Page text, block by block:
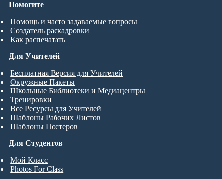
Помогите
Помощь и часто задаваемые вопросы
Создатель раскадровки
Как распечатать
Для Студентов
Мой Класс
Photos For Class
Для Учителей
Бесплатная Версия для Учителей
Окружные Пакеты
Школьные Библиотеки и Медиацентры
Тренировки
Все Ресурсы для Учителей
Шаблоны Рабочих Листов
Шаблоны Постеров